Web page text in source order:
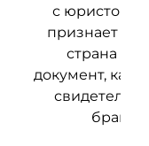
с юристом о
признает ли
страна
документ, как
браке.